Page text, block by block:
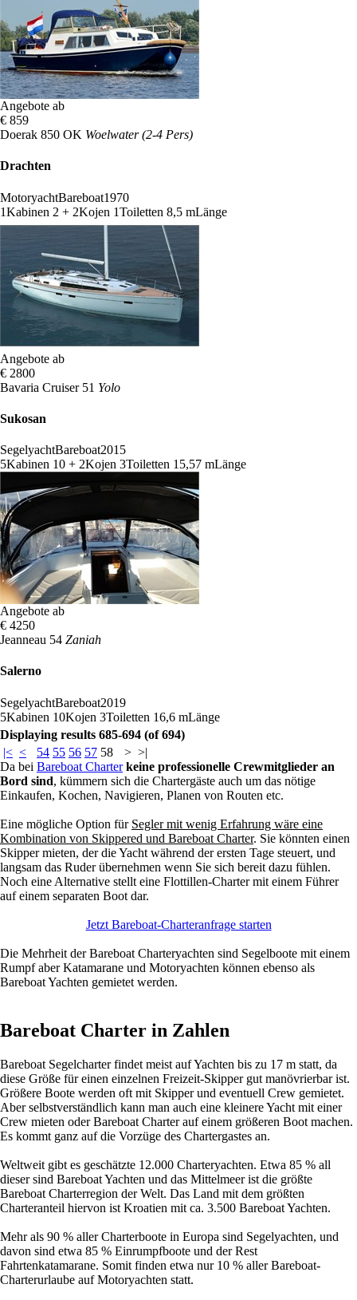
Angebote ab
€ 859
Doerak 850 OK Woelwater (2-4 Pers)
Drachten
MotoryachtBareboat1970
1Kabinen 2 + 2Kojen 1Toiletten 8,5 mLänge
Angebote ab
€ 2800
Bavaria Cruiser 51 Yolo
Sukosan
SegelyachtBareboat2015
5Kabinen 10 + 2Kojen 3Toiletten 15,57 mLänge
Angebote ab
€ 4250
Jeanneau 54 Zaniah
Salerno
SegelyachtBareboat2019
5Kabinen 10Kojen 3Toiletten 16,6 mLänge
Displaying results 685-694 (of 694)
|< < 54 55 56 57 58 > >|
Da bei Bareboat Charter keine professionelle Crewmitglieder an
Bord sind, kümmern sich die Chartergäste auch um das nötige
Einkaufen, Kochen, Navigieren, Planen von Routen etc.
Eine mögliche Option für Segler mit wenig Erfahrung wäre eine
Kombination von Skippered und Bareboat Charter. Sie könnten einen
Skipper mieten, der die Yacht während der ersten Tage steuert, und
langsam das Ruder übernehmen wenn Sie sich bereit dazu fühlen.
Noch eine Alternative stellt eine Flottillen-Charter mit einem Führer
auf einem separaten Boot dar.
Jetzt Bareboat-Charteranfrage starten
Die Mehrheit der Bareboat Charteryachten sind Segelboote mit einem
Rumpf aber Katamarane und Motoryachten können ebenso als
Bareboat Yachten gemietet werden.
Bareboat Charter in Zahlen
Bareboat Segelcharter findet meist auf Yachten bis zu 17 m statt, da
diese Größe für einen einzelnen Freizeit-Skipper gut manövrierbar ist.
Größere Boote werden oft mit Skipper und eventuell Crew gemietet.
Aber selbstverständlich kann man auch eine kleinere Yacht mit einer
Crew mieten oder Bareboat Charter auf einem größeren Boot machen.
Es kommt ganz auf die Vorzüge des Chartergastes an.
Weltweit gibt es geschätzte 12.000 Charteryachten. Etwa 85 % all
dieser sind Bareboat Yachten und das Mittelmeer ist die größte
Bareboat Charterregion der Welt. Das Land mit dem größten
Charteranteil hiervon ist Kroatien mit ca. 3.500 Bareboat Yachten.
Mehr als 90 % aller Charterboote in Europa sind Segelyachten, und
davon sind etwa 85 % Einrumpfboote und der Rest
Fahrtenkatamarane. Somit finden etwa nur 10 % aller Bareboat-
Charterurlaube auf Motoryachten statt.